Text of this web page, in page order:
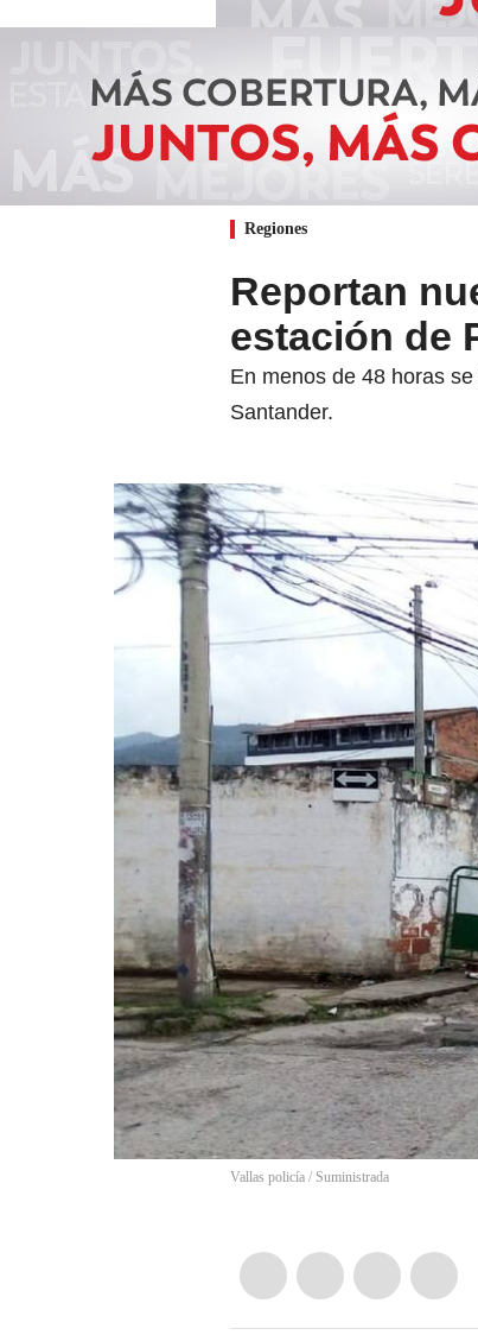
Regiones
Reportan
estación de
En menos de 48 horas
Santander.
Vallas policía / Suministrada